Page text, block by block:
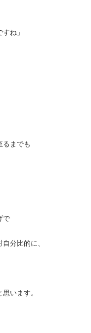
ね」
るまでも
で
分比的に、
います。